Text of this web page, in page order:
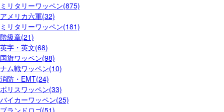
ミリタリーワッペン(875)
アメリカ六軍(32)
ミリタリーワッペン(181)
階級章(21)
英字・英文(68)
国旗ワッペン(98)
ナム戦ワッペン(10)
消防・EMT(24)
ポリスワッペン(33)
バイカーワッペン(25)
ブランドロゴ(51)